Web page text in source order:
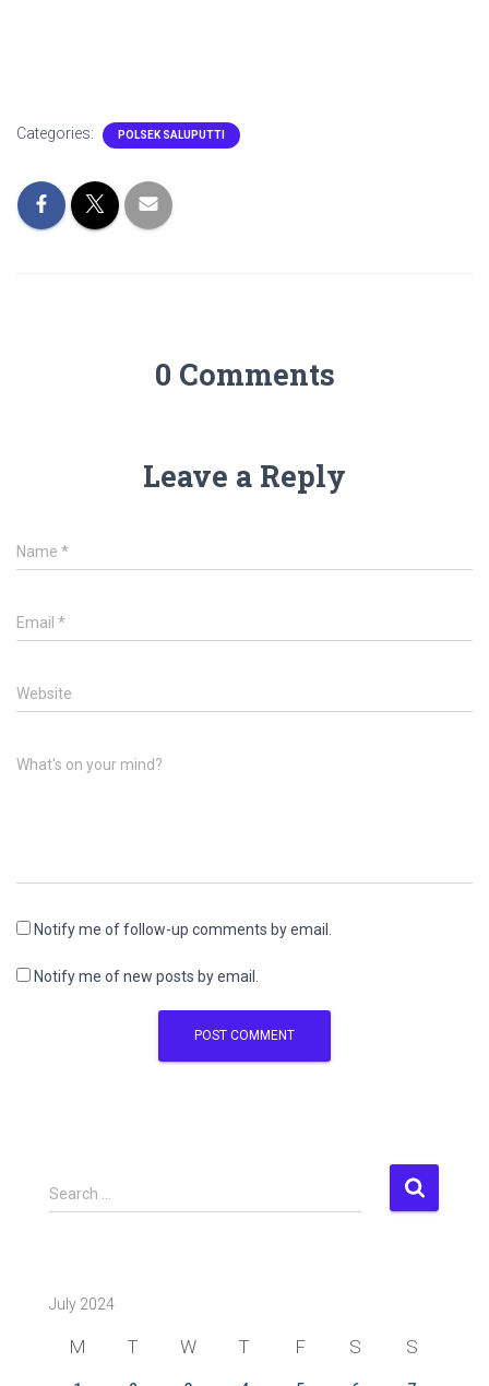
Categories: POLSEK SALUPUTTI
0 Comments
Leave a Reply
Name *
Email *
Website
What's on your mind?
Notify me of follow-up comments by email.
Notify me of new posts by email.
S
e
h
Search …
July 2024
M T W T F S S